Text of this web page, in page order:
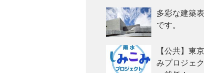
多彩な建築
です。
【公共】東
みプロジェ